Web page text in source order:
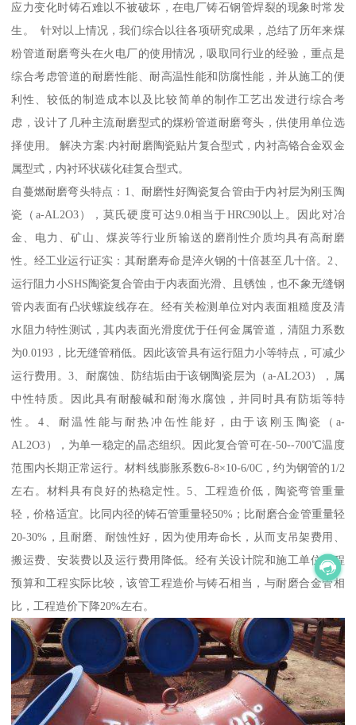
应力变化时铸石难以不被破坏，在电厂铸石钢管焊裂的现象时常发
生。 针对以上情况，我们综合以往各项研究成果，总结了历年来煤
粉管道耐磨弯头在火电厂的使用情况，吸取同行业的经验，重点是
综合考虑管道的耐磨性能、耐高温性能和防腐性能，并从施工的便
利性、较低的制造成本以及比较简单的制作工艺出发进行综合考
虑，设计了几种主流耐磨型式的煤粉管道耐磨弯头，供使用单位选
择使用。 解决方案:内衬耐磨陶瓷贴片复合型式，内衬高铬合金双金
属型式，内衬环状碳化硅复合型式。
自蔓燃耐磨弯头特点：1、耐磨性好陶瓷复合管由于内衬层为刚玉陶
瓷（a-AL2O3），莫氏硬度可达9.0相当于HRC90以上。因此对冶
金、电力、矿山、煤炭等行业所输送的磨削性介质均具有高耐磨
性。经工业运行证实：其耐磨寿命是淬火钢的十倍甚至几十倍。2、
运行阻力小SHS陶瓷复合管由于内表面光滑、且锈蚀，也不象无缝钢
管内表面有凸状螺旋线存在。经有关检测单位对内表面粗糙度及清
水阻力特性测试，其内表面光滑度优于任何金属管道，清阻力系数
为0.0193，比无缝管稍低。因此该管具有运行阻力小等特点，可减少
运行费用。3、耐腐蚀、防结垢由于该钢陶瓷层为（a-AL2O3），属
中性特质。因此具有耐酸碱和耐海水腐蚀，并同时具有防垢等特
性。4、耐温性能与耐热冲缶性能好，由于该刚玉陶瓷（a-
AL2O3），为单一稳定的晶态组织。因此复合管可在-50--700℃温度
范围内长期正常运行。材料线膨胀系数6-8×10-6/0C，约为钢管的1/2
左右。材料具有良好的热稳定性。5、工程造价低，陶瓷弯管重量
轻，价格适宜。比同内径的铸石管重量轻50%；比耐磨合金管重量轻
20-30%，且耐磨、耐蚀性好，因为使用寿命长，从而支吊架费用、
搬运费、安装费以及运行费用降低。经有关设计院和施工单位工程
预算和工程实际比较，该管工程造价与铸石相当，与耐磨合金管相
比，工程造价下降20%左右。